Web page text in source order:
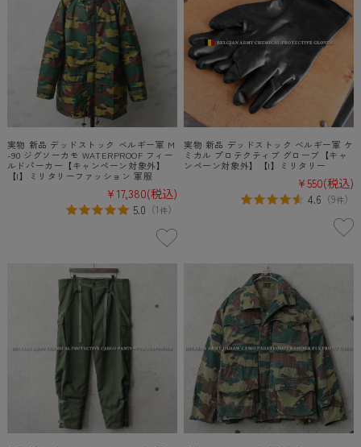
実物 新品 デッドストック ベルギー軍 M
-90 ジグソーカモ WATERPROOF フィー
ルドパーカー【キャンペーン対象外】
【I】ミリタリーファッション 軍服
¥17,380(税込)
5.0 （1件）
実物 新品 デッドストック ベルギー軍 ケ
ミカル プロテクティブ グローブ【キャ
ンペーン対象外】【I】ミリタリー
¥550(税込)
4.6 （9件）